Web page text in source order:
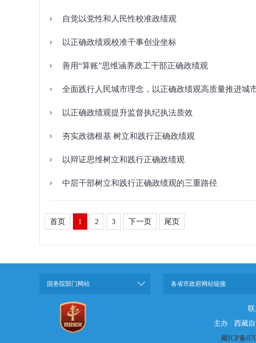
自觉以党性和人民性校准政绩观
以正确政绩观校准干事创业坐标
善用“算账”思维涵养政工干部正确政绩观
全面践行人民城市理念，以正确政绩观高质量推进城
以正确政绩观提升监督执纪执法质效
夯实政德根基 树立和践行正确政绩观
以辩证思维树立和践行正确政绩观
中层干部树立和践行正确政绩观的三重路径
首页 1 2 3 下一页 尾页
国务院部门网站 各省市政府网站链接
联
主办 : 西藏
藏ICP备